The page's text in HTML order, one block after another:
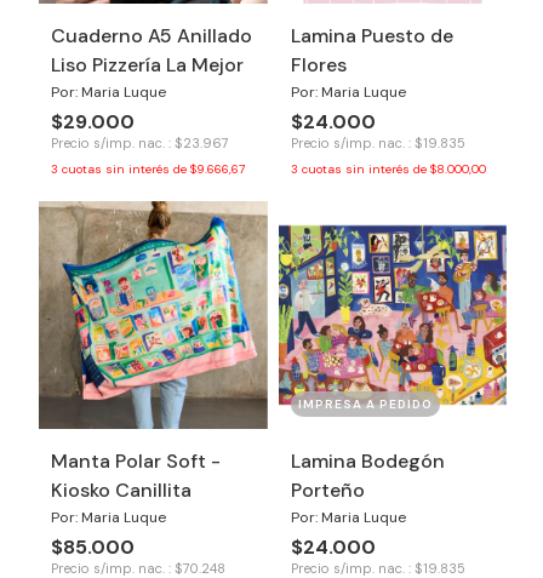
Cuaderno A5 Anillado
Liso Pizzería La Mejor
Por: Maria Luque
$29.000
Precio s/imp. nac. : $23.967
3 cuotas sin interés de $9.666,67
Lamina Puesto de
Flores
Por: Maria Luque
$24.000
Precio s/imp. nac. : $19.835
3 cuotas sin interés de $8.000,00
Manta Polar Soft -
Kiosko Canillita
Por: Maria Luque
$85.000
Precio s/imp. nac. : $70.248
IMPRESA A PEDIDO
Lamina Bodegón
Porteño
Por: Maria Luque
$24.000
Precio s/imp. nac. : $19.835